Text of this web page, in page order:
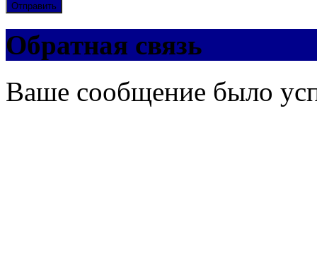
Отправить
Обратная связь
Ваше сообщение было